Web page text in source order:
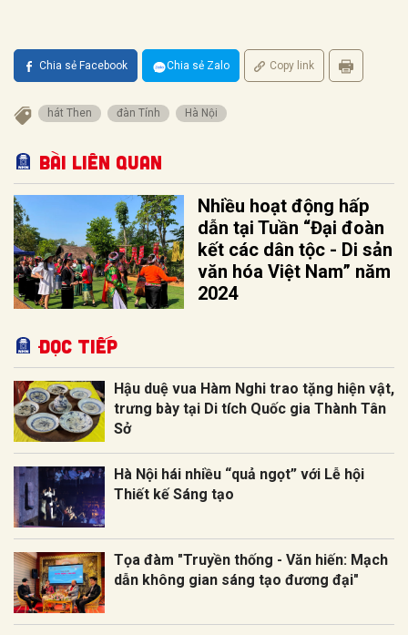
Chia sẻ Facebook Chia sẻ Zalo Copy link
hát Then đàn Tính Hà Nội
Bài liên quan
Nhiều hoạt động hấp
dẫn tại Tuần “Đại đoàn
kết các dân tộc - Di sản
văn hóa Việt Nam” năm
2024
Đọc tiếp
Hậu duệ vua Hàm Nghi trao tặng hiện vật,
trưng bày tại Di tích Quốc gia Thành Tân
Sở
Hà Nội hái nhiều “quả ngọt” với Lễ hội
Thiết kế Sáng tạo
Tọa đàm "Truyền thống - Văn hiến: Mạch
dẫn không gian sáng tạo đương đại"